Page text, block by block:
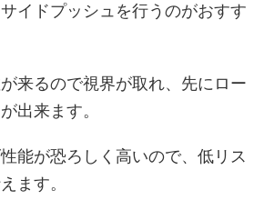
イドプッシュを行うのがおすす
来るので視界が取れ、先にロー
出来ます。
能が恐ろしく高いので、低リス
ます。